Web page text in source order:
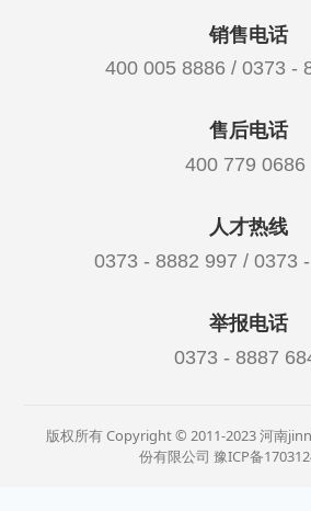
销售电话
400 005 8886 / 0373 -
售后电话
400 779 0686
人才热线
0373 - 8882 997 / 0373
举报电话
0373 - 8887
版权所有 Copyright © 2011-2023 河南
份有限公司 豫ICP备